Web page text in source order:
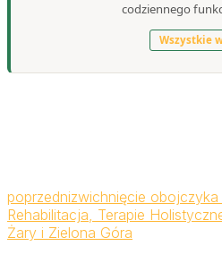
codziennego
Wszystkie
poprzednizwichnięcie obojczyka
Rehabilitacja, Terapie
Żary i Zielona Góra